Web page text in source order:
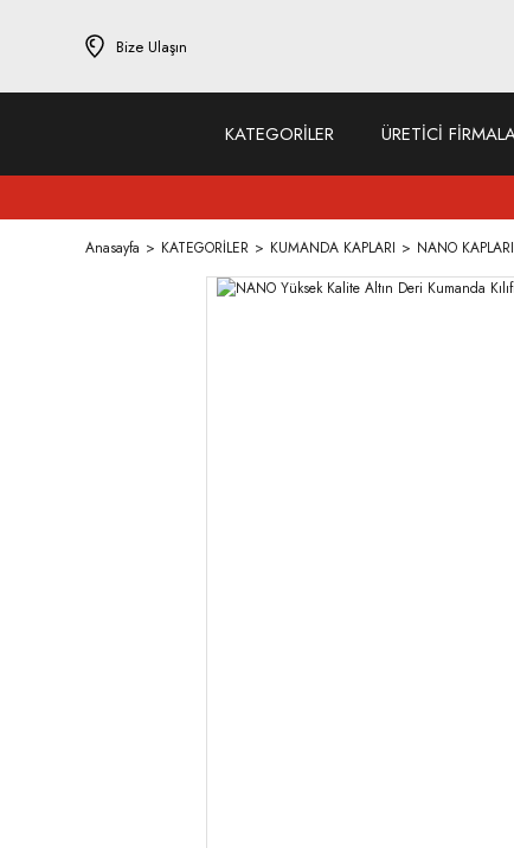
Bize Ulaşın
KATEGORİLER ÜRETİCİ
Anasayfa KATEGORİLER KUMANDA KAPLARI NANO KAPLARI